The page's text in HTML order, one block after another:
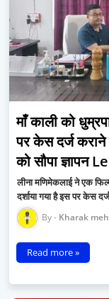
माँ काली को
पर केस दर्ज कराने
को सौपा
लीना मणिमेकलाई ने एक
दर्शाया गया है इस पर केस
Kharak
Read more »